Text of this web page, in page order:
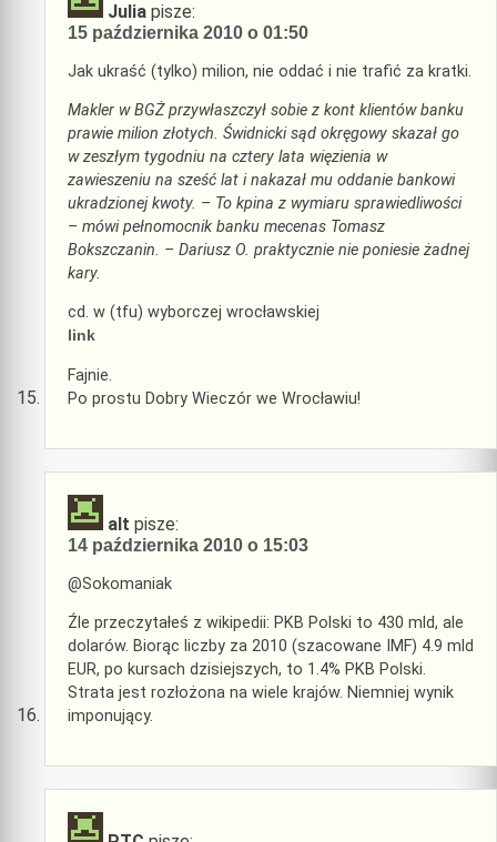
Julia pisze:
15 października 2010 o 01:50
Jak ukraść (tylko) milion, nie oddać i nie trafić za kratki.
Makler w BGŻ przywłaszczył sobie z kont klientów banku
prawie milion złotych. Świdnicki sąd okręgowy skazał go
w zeszłym tygodniu na cztery lata więzienia w
zawieszeniu na sześć lat i nakazał mu oddanie bankowi
ukradzionej kwoty. – To kpina z wymiaru sprawiedliwości
– mówi pełnomocnik banku mecenas Tomasz
Bokszczanin. – Dariusz O. praktycznie nie poniesie żadnej
kary.
cd. w (tfu) wyborczej wrocławskiej
link
Fajnie.
Po prostu Dobry Wieczór we Wrocławiu!
alt pisze:
14 października 2010 o 15:03
@Sokomaniak
Źle przeczytałeś z wikipedii: PKB Polski to 430 mld, ale
dolarów. Biorąc liczby za 2010 (szacowane IMF) 4.9 mld
EUR, po kursach dzisiejszych, to 1.4% PKB Polski.
Strata jest rozłożona na wiele krajów. Niemniej wynik
imponujący.